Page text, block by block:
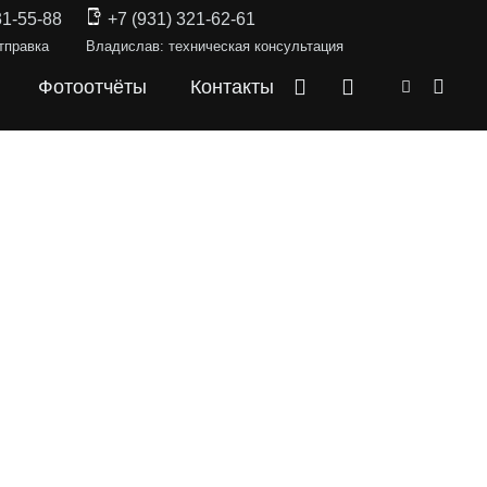
55-88 +7 (931) 321-62-61
Владислав: техническая консультация
Фотоотчёты Контакты